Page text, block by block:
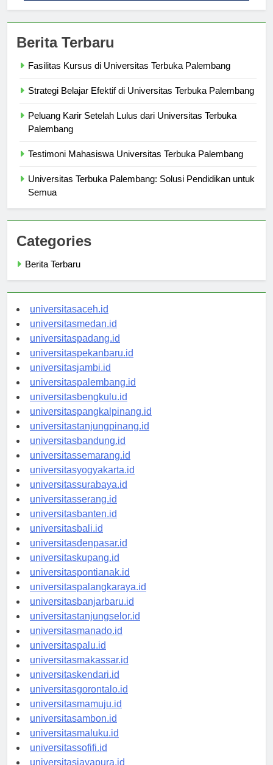
Peluang Karir Setelah Lulus dari Universitas Terbuka
Universitas Terbuka Palembang: Solusi Pendidikan untuk
Categories
universitasaceh.id
universitasmedan.id
universitaspadang.id
universitaspekanbaru.id
universitasjambi.id
universitaspalembang.id
universitasbengkulu.id
universitaspangkalpinang.id
universitastanjungpinang.id
universitasbandung.id
universitassemarang.id
universitasyogyakarta.id
universitassurabaya.id
universitasserang.id
universitasbanten.id
universitasbali.id
universitasdenpasar.id
universitaskupang.id
universitaspontianak.id
universitaspalangkaraya.id
universitasbanjarbaru.id
universitastanjungselor.id
universitasmanado.id
universitaspalu.id
universitasmakassar.id
universitaskendari.id
universitasgorontalo.id
universitasmamuju.id
universitasambon.id
universitasmaluku.id
universitassofifi.id